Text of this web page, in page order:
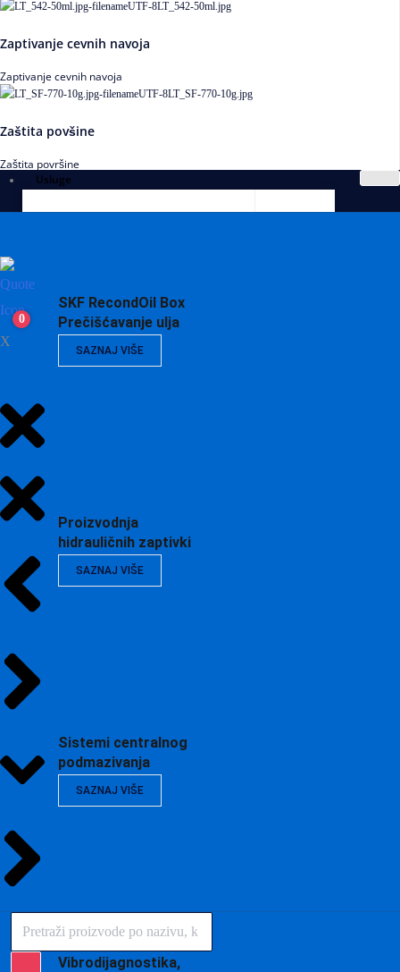
Zaptivanje cevnih navoja
Zaptivanje cevnih navoja
Zaštita povšine
Zaštita površine
Usluge
SKF RecondOil Box
Prečišćavanje ulja
SAZNAJ VIŠE
Proizvodnja
hidrauličnih zaptivki
SAZNAJ VIŠE
Sistemi centralnog
podmazivanja
SAZNAJ VIŠE
Vibrodijagnostika,
0
X
Products
search